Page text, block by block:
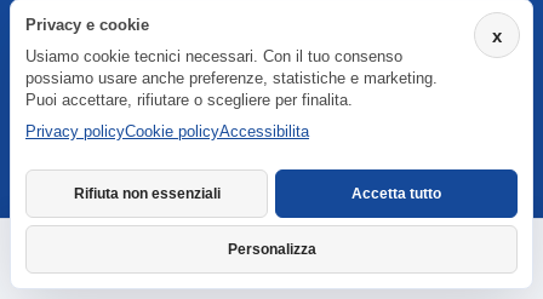
isfel@pec.it
Informativa privacy
Agenzia formativa iscritta a Formatemp
x
Privacy e cookie
Usiamo cookie tecnici necessari. Con il tuo consenso
possiamo usare anche preferenze, statistiche e marketing.
Puoi accettare, rifiutare o scegliere per finalita.
Privacy policyCookie policyAccessibilita
Rifiuta non essenziali
Personalizza
Accetta tutto
Richiedi informazioni